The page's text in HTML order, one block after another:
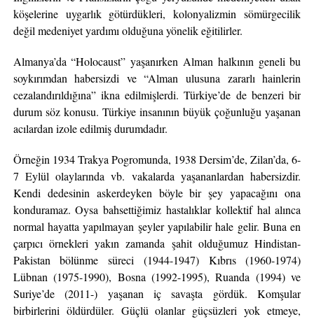
köşelerine uygarlık götürdükleri, kolonyalizmin sömürgecilik
değil medeniyet yardımı olduğuna yönelik eğitilirler.
Almanya’da “Holocaust” yaşanırken Alman halkının geneli bu
soykırımdan habersizdi ve “Alman ulusuna zararlı hainlerin
cezalandırıldığına” ikna edilmişlerdi. Türkiye’de de benzeri bir
durum söz konusu. Türkiye insanının büyük çoğunluğu yaşanan
acılardan izole edilmiş durumdadır.
Örneğin 1934 Trakya Pogromunda, 1938 Dersim’de, Zilan’da, 6-
7 Eylül olaylarında vb. vakalarda yaşananlardan habersizdir.
Kendi dedesinin askerdeyken böyle bir şey yapacağını ona
konduramaz. Oysa bahsettiğimiz hastalıklar kollektif hal alınca
normal hayatta yapılmayan şeyler yapılabilir hale gelir. Buna en
çarpıcı örnekleri yakın zamanda şahit olduğumuz Hindistan-
Pakistan bölünme süreci (1944-1947) Kıbrıs (1960-1974)
Lübnan (1975-1990), Bosna (1992-1995), Ruanda (1994) ve
Suriye’de (2011-) yaşanan iç savaşta gördük. Komşular
birbirlerini öldürdüler. Güçlü olanlar güçsüzleri yok etmeye,